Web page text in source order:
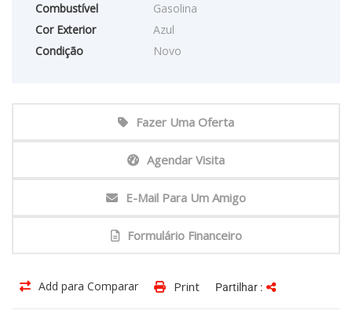
Combustível
Gasolina
Cor Exterior
Azul
Condição
Novo
Fazer Uma Oferta
Agendar Visita
E-Mail Para Um Amigo
Formulário Financeiro
Add para Comparar Print Partilhar :